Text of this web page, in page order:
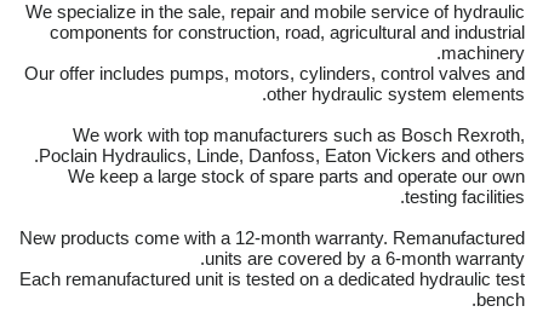
We specialize in the sale, repair and mobile service of hydraulic
components for construction, road, agricultural and industrial
machinery.
Our offer includes pumps, motors, cylinders, control valves and
other hydraulic system elements.
We work with top manufacturers such as Bosch Rexroth,
Poclain Hydraulics, Linde, Danfoss, Eaton Vickers and others.
We keep a large stock of spare parts and operate our own
testing facilities.
New products come with a 12-month warranty. Remanufactured
units are covered by a 6-month warranty.
Each remanufactured unit is tested on a dedicated hydraulic test
bench.